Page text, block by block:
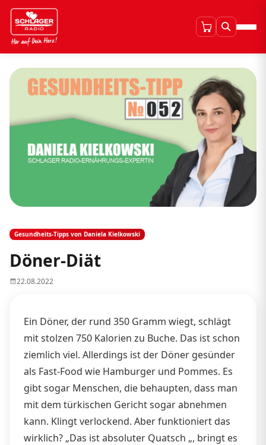
Gesundheits-Tipps von Daniela Kielkowski
Döner-Diät
22.08.2022
Ein Döner, der rund 350 Gramm wiegt, schlägt
mit stolzen 750 Kalorien zu Buche. Das ist schon
ziemlich viel. Allerdings ist der Döner gesünder
als Fast-Food wie Hamburger und Pommes. Es
gibt sogar Menschen, die behaupten, dass man
mit dem türkischen Gericht sogar abnehmen
kann. Klingt verlockend. Aber funktioniert das
wirklich? „Das ist absoluter Quatsch „, bringt es